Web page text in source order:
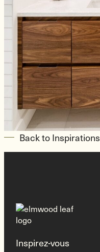
Back to Inspirations
Homepage
Link
Inspirez-vous